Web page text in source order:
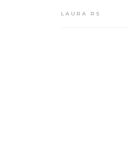
LAURA RS